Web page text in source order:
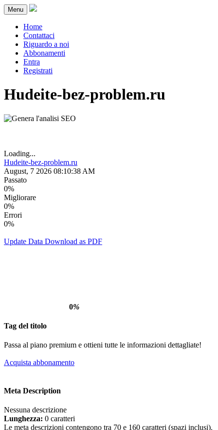
Menu
Home
Contattaci
Riguardo a noi
Abbonamenti
Entra
Registrati
Hudeite-bez-problem.ru
Loading...
Hudeite-bez-problem.ru
August, 7 2026 08:10:38 AM
Passato
0%
Migliorare
0%
Errori
0%
Update Data Download as PDF
0%
Tag del titolo
Passa al piano premium e ottieni tutte le informazioni dettagliate!
Acquista abbonamento
Meta Description
Nessuna descrizione
Lunghezza: 0 caratteri
Le meta descrizioni contengono tra 70 e 160 caratteri (spazi inclusi).